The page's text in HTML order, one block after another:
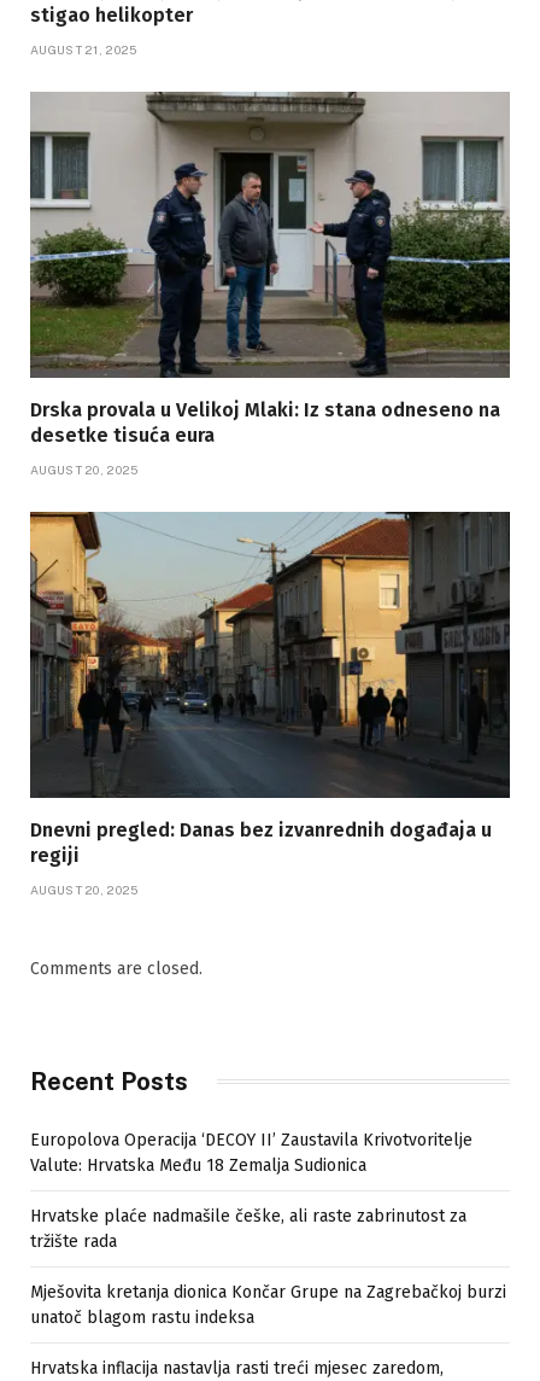
stigao helikopter
AUGUST 21, 2025
Drska provala u Velikoj Mlaki: Iz stana odneseno na
desetke tisuća eura
AUGUST 20, 2025
Dnevni pregled: Danas bez izvanrednih događaja u
regiji
AUGUST 20, 2025
Comments are closed.
Recent Posts
Europolova Operacija ‘DECOY II’ Zaustavila Krivotvoritelje
Valute: Hrvatska Među 18 Zemalja Sudionica
Hrvatske plaće nadmašile češke, ali raste zabrinutost za
tržište rada
Mješovita kretanja dionica Končar Grupe na Zagrebačkoj burzi
unatoč blagom rastu indeksa
Hrvatska inflacija nastavlja rasti treći mjesec zaredom,